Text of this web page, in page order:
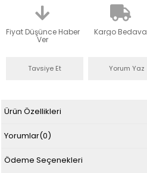
Fiyat Düşünce Haber
Ver
Kargo Bedava
Tavsiye Et Yorum Yaz
Ürün Özellikleri
Yorumlar(0)
Ödeme Seçenekleri